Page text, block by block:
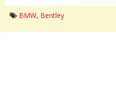
BMW, Bentley